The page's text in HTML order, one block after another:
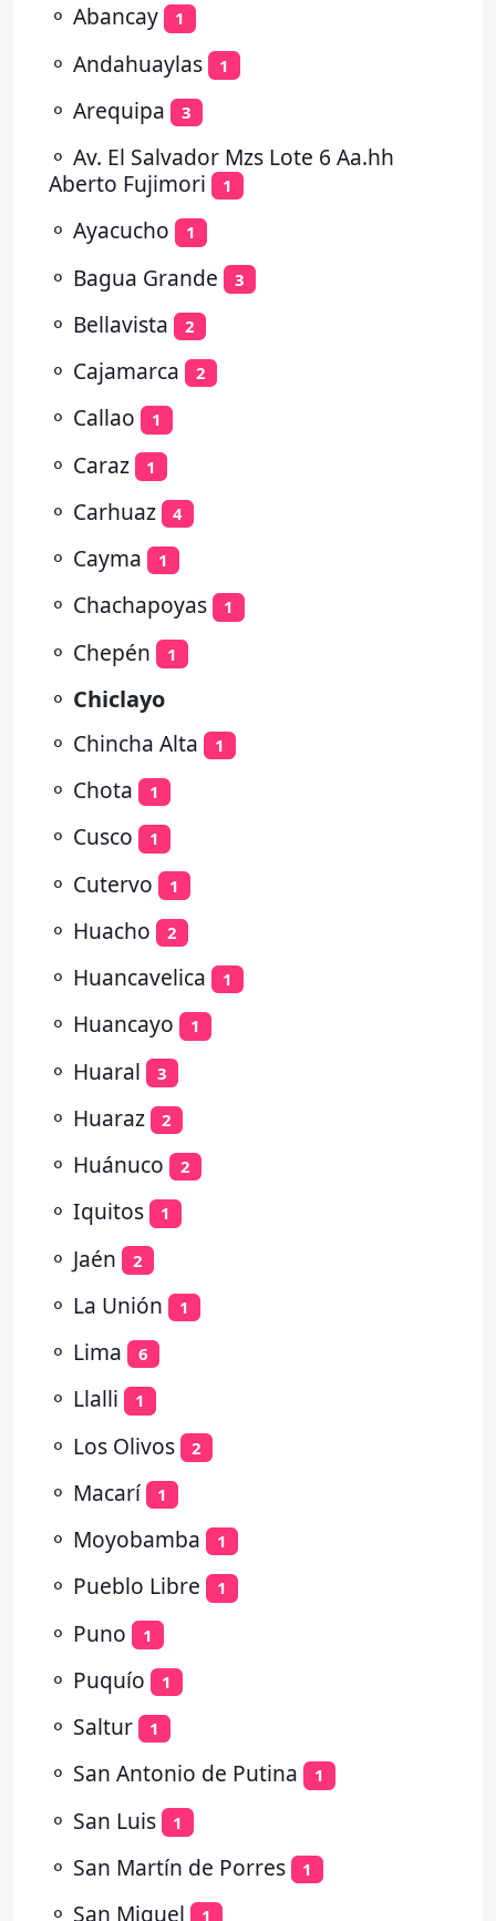
⚬ Abancay 1
⚬ Andahuaylas 1
⚬ Arequipa 3
⚬ Av. El Salvador Mzs Lote 6 Aa.hh
Aberto Fujimori
1
⚬ Ayacucho 1
⚬ Bagua Grande 3
⚬ Bellavista 2
⚬ Cajamarca 2
⚬ Callao 1
⚬ Caraz 1
⚬ Carhuaz 4
⚬ Cayma 1
⚬ Chachapoyas 1
⚬ Chepén 1
⚬ Chiclayo
⚬ Chincha Alta 1
⚬ Chota 1
⚬ Cusco 1
⚬ Cutervo 1
⚬ Huacho 2
⚬ Huancavelica 1
⚬ Huancayo 1
⚬ Huaral 3
⚬ Huaraz 2
⚬ Huánuco 2
⚬ Iquitos 1
⚬ Jaén 2
⚬ La Unión 1
⚬ Lima 6
⚬ Llalli 1
⚬ Los Olivos 2
⚬ Macarí 1
⚬ Moyobamba 1
⚬ Pueblo Libre 1
⚬ Puno 1
⚬ Puquío 1
⚬ Saltur 1
⚬ San Antonio de Putina 1
⚬ San Luis 1
⚬ San Martín de Porres 1
⚬ San Miguel 1